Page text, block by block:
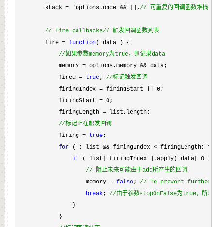
        stack = !options.once && [],
// 可重复的回调函数堆栈，
// Fire callbacks// 触发回调函数列表
        fire =
function( data ) {
//如果参数memory为true，则记录data
            memory = options.memory &&
data;
            fired
= true; //标记触发回调
            firingIndex = firingStart || 0
;
            firingStart
= 0;
            firingLength
= list.length;
//标记正在触发回调
            firing =
true;
for ( ; list && firingIndex < firingLength;
if ( list[ firingIndex ].apply( data[ 0 ],
// 阻止未来可能由于add所产生的回调
                    memory =
false; // To prevent further
break; //由于参数stopOnFalse为true，所以
                }
            }